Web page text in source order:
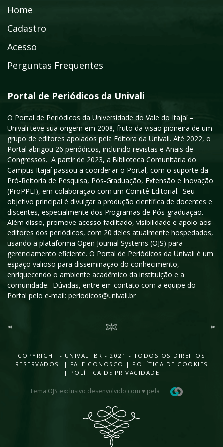
Home
Cadastro
Acesso
Perguntas Frequentes
Portal de Periódicos da Univali
O Portal de Periódicos da Universidade do Vale do Itajaí –
Univali teve sua origem em 2008, fruto da visão pioneira de um
grupo de editores apoiados pela Editora da Univali. Até 2022, o
Portal abrigou 26 periódicos, incluindo revistas e Anais de
Congressos. A partir de 2023, a Biblioteca Comunitária do
Campus Itajaí passou a coordenar o Portal, com o suporte da
Pró-Reitoria de Pesquisa, Pós-Graduação, Extensão e Inovação
(ProPPEI), em colaboração com um Comitê Editorial. Seu
objetivo principal é divulgar a produção científica de docentes e
discentes, especialmente dos Programas de Pós-graduação.
Além disso, promove acesso facilitado, visibilidade e apoio aos
editores dos periódicos, com 20 deles atualmente hospedados,
usando a plataforma Open Journal Systems (OJS) para
gerenciamento eficiente. O Portal de Periódicos da Univali é um
espaço valioso para disseminação do conhecimento,
enriquecendo o ambiente acadêmico da instituição e a
comunidade. Dúvidas, entre em contato com a equipe do
Portal pelo e-mail: periodicos@univali.br
COPYRIGHT - UNIVALI.BR - 2021 - TODOS OS DIREITOS
RESERVADOS |
FALE CONOSCO | POLÍTICA DE COOKIES
| POLÍTICA DE PRIVACIDADE
Tema OJS exclusivo desenvolvido com ♥ pela .